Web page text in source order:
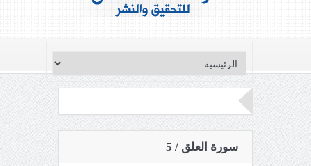
سورة العلق / 5